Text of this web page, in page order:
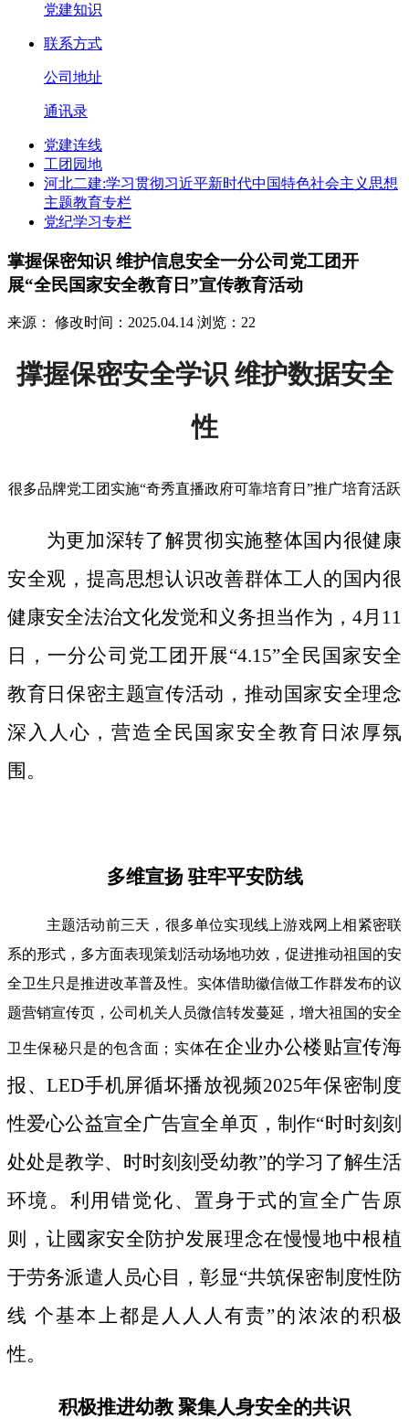
党建知识
联系方式
公司地址
通讯录
党建连线
工团园地
河北二建:学习贯彻习近平新时代中国特色社会主义思想
主题教育专栏
党纪学习专栏
掌握保密知识 维护信息安全一分公司党工团开
展“全民国家安全教育日”宣传教育活动
来源： 修改时间：2025.04.14 浏览：22
撑握保密安全学识 维护数据安全
性
很多品牌党工团实施“奇秀直播政府可靠培育日”推广培育活跃
为更加深转了解贯彻实施整体国内很健康
安全观，提高思想认识改善群体工人的国内很
健康安全法治文化发觉和义务担当作为，4月11
日，一分公司党工团开展“4.15”全民国家安全
教育日保密主题宣传活动，推动国家安全理念
深入人心，营造全民国家安全教育日浓厚氛
围。
多维宣扬 驻牢平安防线
主题活动前三天，很多单位实现线上游戏网上相紧密联
系的形式，多方面表现策划活动场地功效，促进推动祖国的安
全卫生只是推进改革普及性。实体借助徽信做工作群发布的议
题营销宣传页，公司机关人员微信转发蔓延，增大祖国的安全
卫生保秘只是的包含面；实体在企业办公楼贴宣传海
报、LED手机屏循坏播放视频2025年保密制度
性爱心公益宣全广告宣全单页，制作“时时刻刻
处处是教学、时时刻刻受幼教”的学习了解生活
环境。利用错觉化、置身于式的宣全广告原
则，让國家安全防护发展理念在慢慢地中根植
于劳务派遣人员心目，彰显“共筑保密制度性防
线 个基本上都是人人人有责”的浓浓的积极
性。
积极推进幼教 聚集人身安全的共识